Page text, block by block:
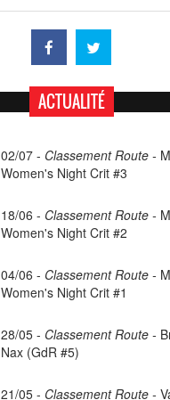
ACTUALITÉ
02/07 - Classement Route -
Women's Night Crit #3
18/06 - Classement Route -
Women's Night Crit #2
04/06 - Classement Route -
Women's Night Crit #1
28/05 - Classement Route -
Nax (GdR #5)
21/05 - Classement Route -